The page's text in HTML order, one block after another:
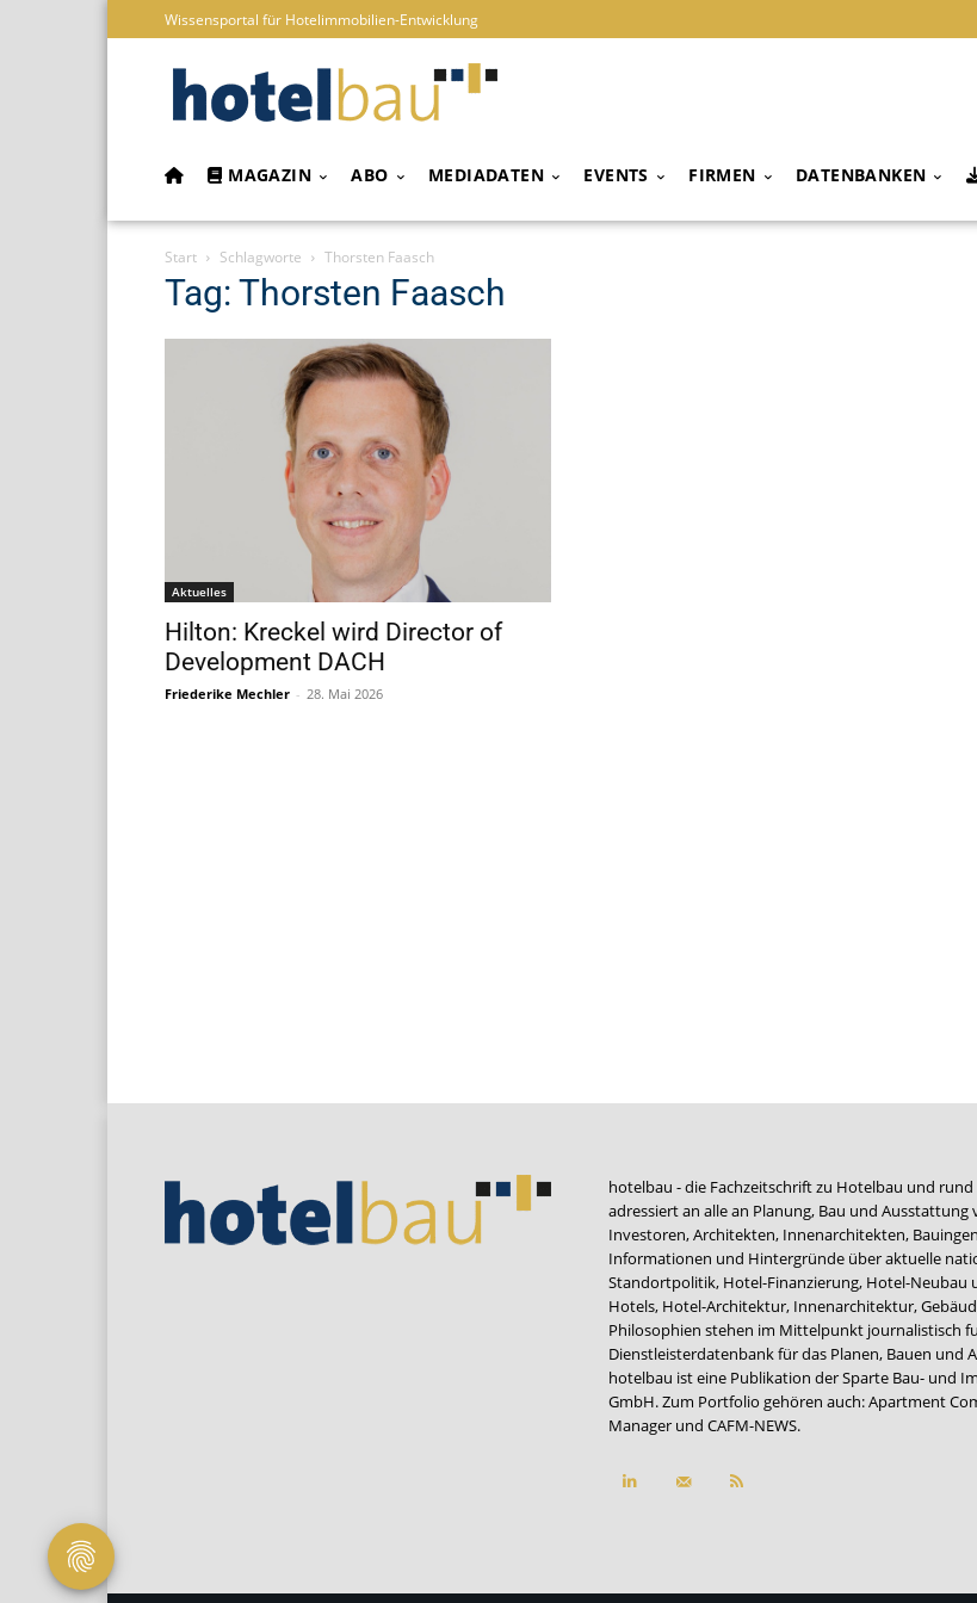
Wissensportal für Hotelimmobilien-Entwicklung
MAGAZIN ABO MEDIADATEN EVENTS FIRMEN DATENBANKEN
Start Schlagworte Thorsten Faasch
Tag: Thorsten Faasch
Aktuelles
Hilton: Kreckel wird Director of
Development DACH
Friederike Mechler - 28. Mai 2026
hotelbau - die Fachzeitschrift zu Hotelbau und
adressiert an alle an Planung, Bau und
Investoren, Architekten, Innenarchitekten,
Informationen und Hintergründe über aktuelle
Standortpolitik, Hotel-Finanzierung, Hotel-Neubau
Hotels, Hotel-Architektur, Innenarchitektur,
Philosophien stehen im Mittelpunkt journalistisch
Dienstleisterdatenbank für das Planen, Bauen und
hotelbau ist eine Publikation der Sparte Bau- und
GmbH. Zum Portfolio gehören auch:Apartment
Manager und CAFM-NEWS.